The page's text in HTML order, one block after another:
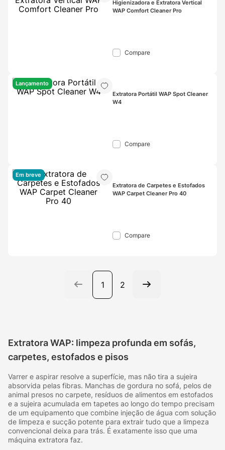
Higienizadora e Extratora Vertical
WAP Comfort Cleaner Pro
Compare
Lançamento
Extratora Portátil WAP Spot Cleaner
W4
Compare
Em breve
Extratora de Carpetes e Estofados
WAP Carpet Cleaner Pro 40
Compare
1 2
Extratora WAP: limpeza profunda em sofás,
carpetes, estofados e pisos
Varrer e aspirar resolve a superfície, mas não tira a sujeira
absorvida pelas fibras. Manchas de gordura no sofá, pelos de
animal presos no carpete, resíduos de alimentos em estofados
e a sujeira acumulada em tapetes ao longo do tempo precisam
de um equipamento que combine injeção de água com solução
de limpeza e sucção potente para extrair tudo que a limpeza
convencional deixa para trás. É exatamente isso que uma
máquina extratora faz.